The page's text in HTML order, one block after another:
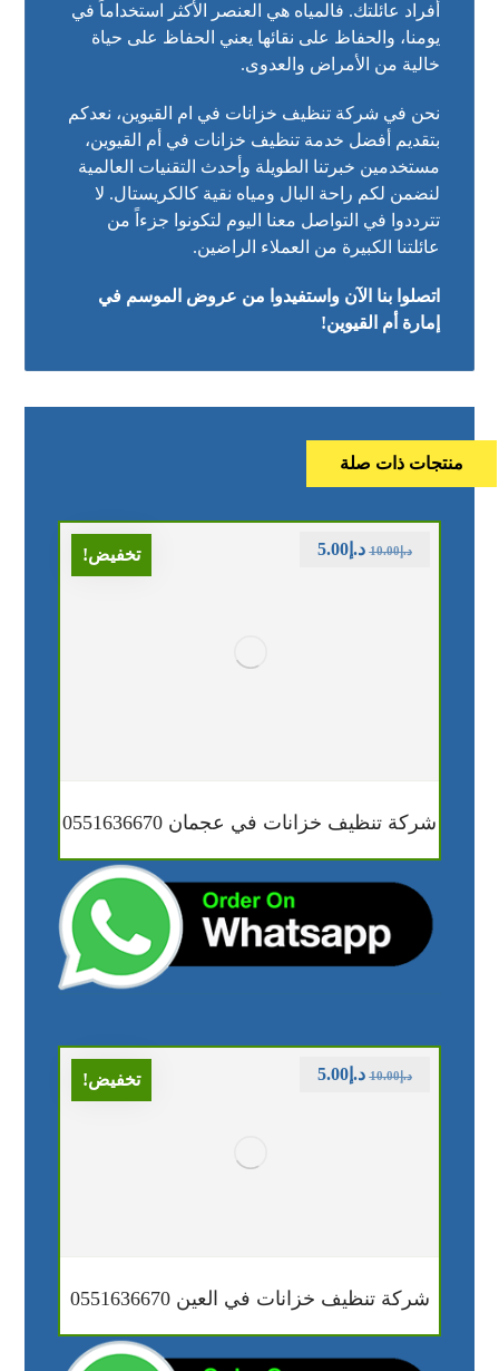
أفراد عائلتك. فالمياه هي العنصر الأكثر استخداماً في
يومنا، والحفاظ على نقائها يعني الحفاظ على حياة
خالية من الأمراض والعدوى.
نحن في شركة تنظيف خزانات في ام القيوين، نعدكم
بتقديم أفضل خدمة تنظيف خزانات في أم القيوين،
مستخدمين خبرتنا الطويلة وأحدث التقنيات العالمية
لنضمن لكم راحة البال ومياه نقية كالكريستال. لا
تترددوا في التواصل معنا اليوم لتكونوا جزءاً من
عائلتنا الكبيرة من العملاء الراضين.
اتصلوا بنا الآن واستفيدوا من عروض الموسم في
إمارة أم القيوين!
منتجات ذات صلة
تخفيض!
شركة تنظيف خزانات في عجمان 0551636670
د.إ10.00 د.إ5.00
تخفيض!
شركة تنظيف خزانات في العين 0551636670
د.إ10.00 د.إ5.00